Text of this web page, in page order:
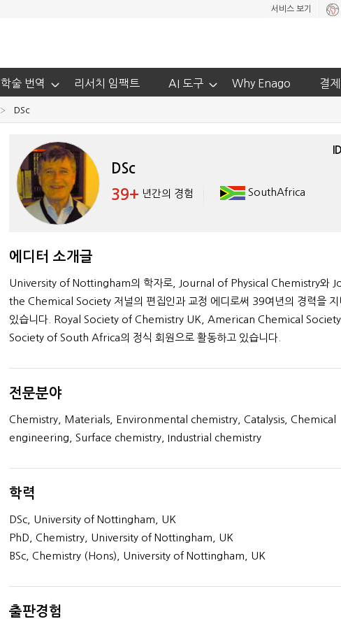
서비스 보기
학술 번역 리서치 임팩트 AI 도구 Why Enago 결
DSc
DSc
39+ 년간의 경험 SouthAfrica
에디터 소개글
University of Nottingham의 학자로, Journal of Physical Chemistry와
the Chemical Society 저널의 편집인과 교정 에디로써 39여년의 경력을 지
있습니다. Royal Society of Chemistry UK, American Chemical Society
Society of South Africa의 정식 회원으로 활동하고 있습니다.
전문분야
Chemistry, Materials, Environmental chemistry, Catalysis, Chemical
engineering, Surface chemistry, Industrial chemistry
학력
DSc, University of Nottingham, UK
PhD, Chemistry, University of Nottingham, UK
BSc, Chemistry (Hons), University of Nottingham, UK
출판경험
37+년간의 경험 33+